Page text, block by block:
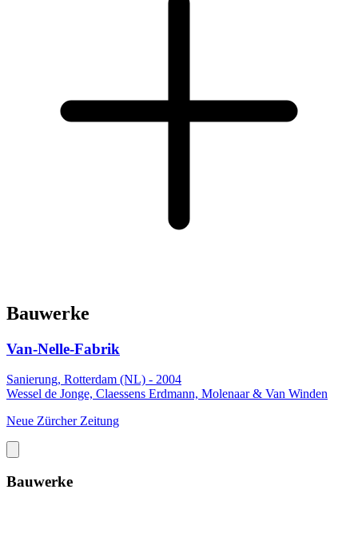
Bauwerke
Van-Nelle-Fabrik
Sanierung, Rotterdam (NL) - 2004
Wessel de Jonge, Claessens Erdmann, Molenaar & Van Winden
Neue Zürcher Zeitung
Bauwerke